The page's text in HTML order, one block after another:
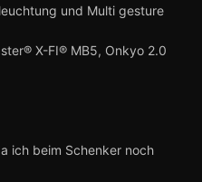
und Multi gesture
X-FI® MB5, Onkyo 2.0
ich beim Schenker noch